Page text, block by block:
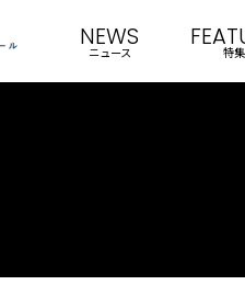
NEWS
ニュース 特集